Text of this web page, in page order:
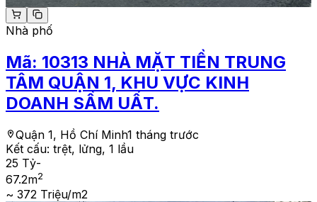
Nhà phố
Mã: 10313 NHÀ MẶT TIỀN TRUNG
TÂM QUẬN 1, KHU VỰC KINH
DOANH SẦM UẤT.
Quận 1, Hồ Chí Minh1 tháng trước
Kết cấu: trệt, lửng, 1 lầu
25 Tỷ-
67.2m2
~ 372 Triệu/m2